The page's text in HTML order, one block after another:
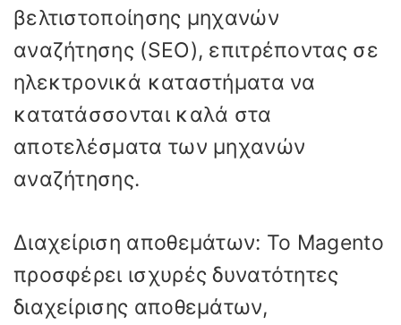
βελτιστοποίησης μηχανών
αναζήτησης (SEO), επιτρέποντας σε
ηλεκτρονικά καταστήματα να
κατατάσσονται καλά στα
αποτελέσματα των μηχανών
αναζήτησης.
Διαχείριση αποθεμάτων: Το Magento
προσφέρει ισχυρές δυνατότητες
διαχείρισης αποθεμάτων,